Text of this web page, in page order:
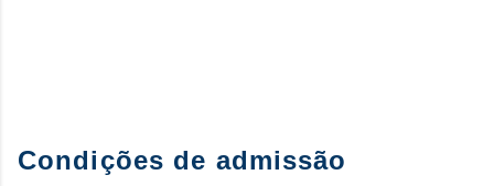
Condições de admissão